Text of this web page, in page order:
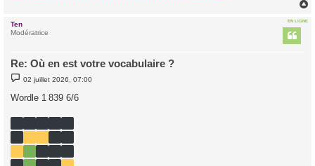
EN LIGNE
Ten
Modératrice
Re: Où en est votre vocabulaire ?
M
s
g
e
02 juillet 2026, 07:00
Wordle 1 839 6/6